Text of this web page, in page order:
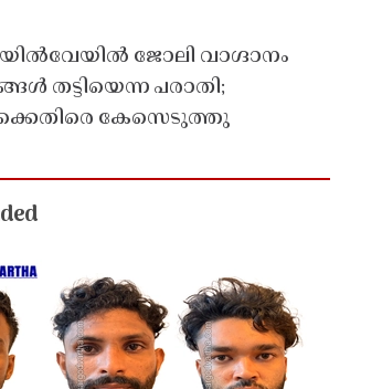
ജോലി വാഗ്ദാനം
തട്ടിയെന്ന പരാതി;
കേസെടുത്തു